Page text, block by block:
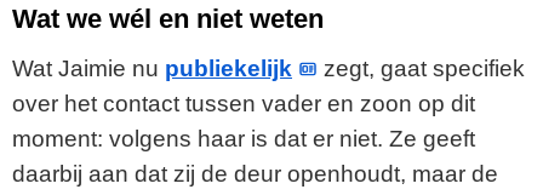
Wat we wél en niet weten
Wat Jaimie nu publiekelijk
zegt, gaat specifiek
over het contact tussen vader en zoon op dit
moment: volgens haar is dat er niet. Ze geeft
daarbij aan dat zij de deur openhoudt, maar de